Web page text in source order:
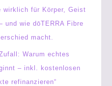
für Körper, Geist
wie dōTERRA Fibre
macht.
Warum echtes
– inkl. kostenlosen
refinanzieren“